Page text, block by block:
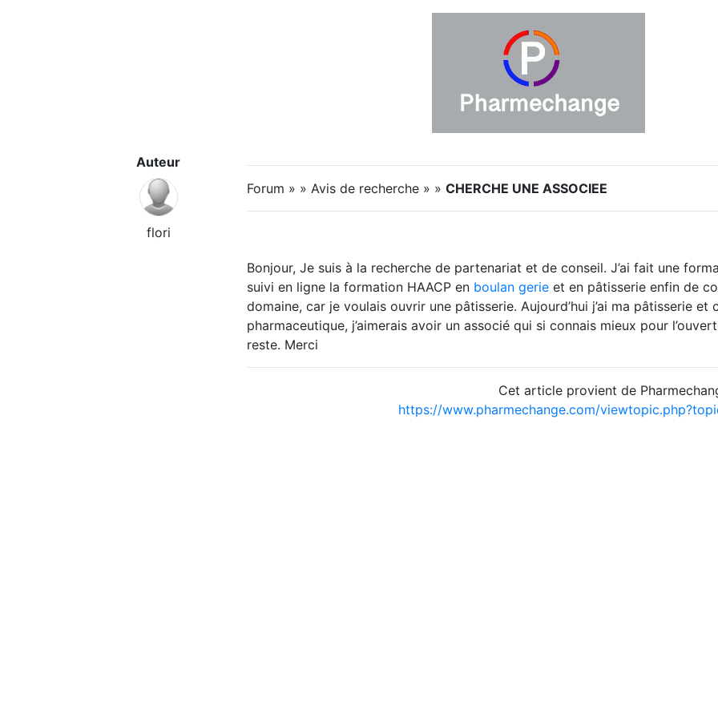
Auteur
flori
Forum » » Avis de recherche » » CHERCHE UNE ASSOCIEE
Bonjour, Je suis à la recherche de partenariat et de conseil. J’ai fait une
suivi en ligne la formation HAACP en boulan gerieet en pâtisserie enfin de
domaine, car je voulais ouvrir une pâtisserie. Aujourd’hui j’ai ma pâtisserie et
pharmaceutique, j’aimerais avoir un associé qui si connais mieux pour
reste. Merci
Cet article provient de
https://www.pharmechange.com/